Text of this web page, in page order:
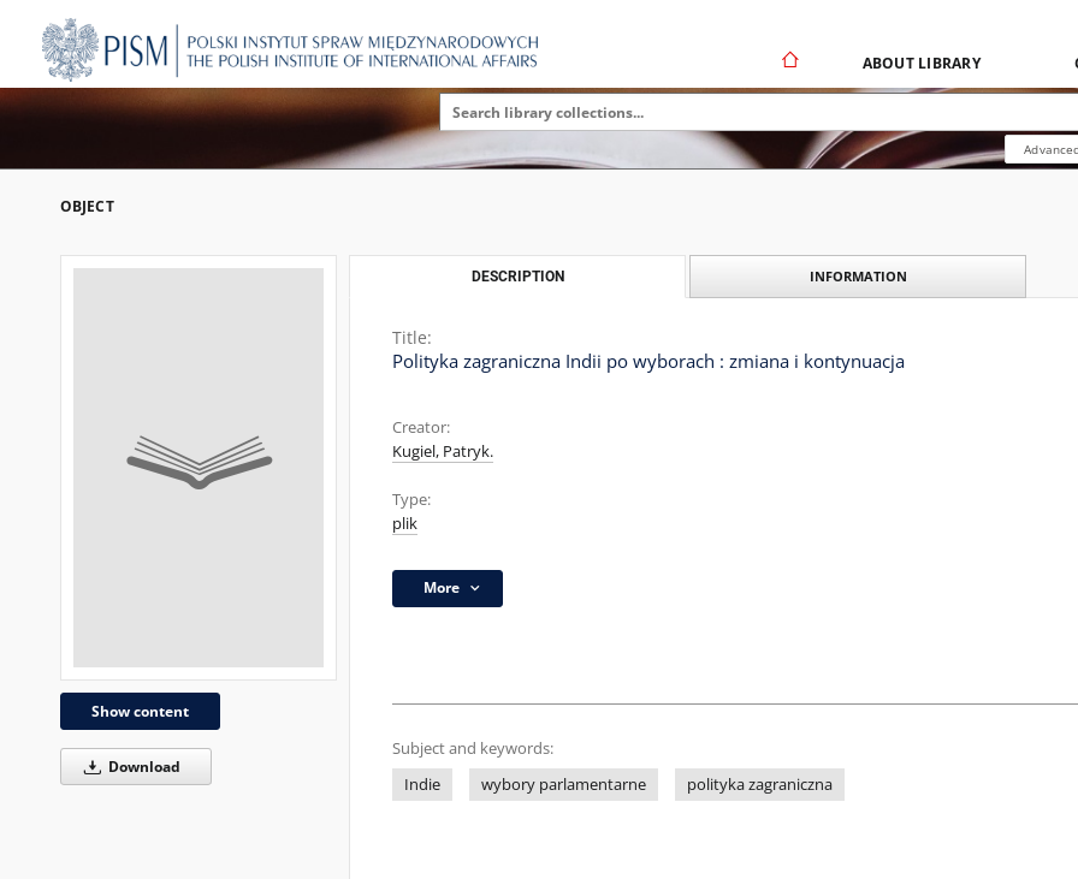
ABOUT LIBRARY
OBJECT
Show content
Download
DESCRIPTION INFORMATION
Title:
Polityka zagraniczna Indii po wyborach : zmiana i kontynuacja
Creator:
Kugiel, Patryk.
Type:
plik
More
Subject and keywords:
Indie
wybory parlamentarne polityka zagraniczna